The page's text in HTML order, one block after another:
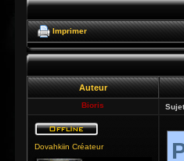
Imprimer
Auteur
Bioris
Dovahkiin Créateur